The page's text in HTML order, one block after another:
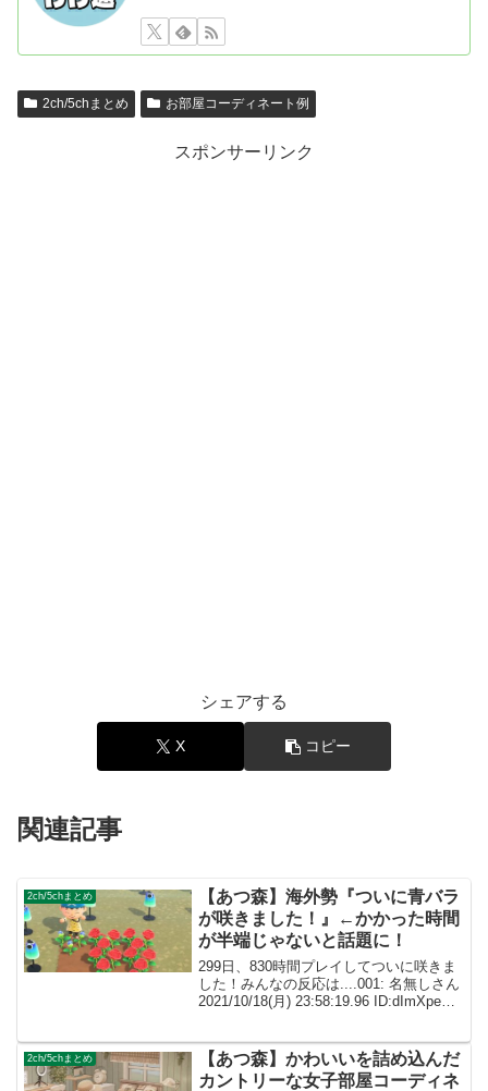
2ch/5chまとめ お部屋コーディネート例
スポンサーリンク
シェアする
X コピー
関連記事
2ch/5chまとめ
【あつ森】海外勢『ついに青バラ
が咲きました！』←かかった時間
が半端じゃないと話題に！
299日、830時間プレイしてついに咲きま
した！みんなの反応は....001: 名無しさん
2021/10/18(月) 23:58:19.96 ID:dImXpeXf0
2ch/5chまとめ
【あつ森】かわいいを詰め込んだ
カントリーな女子部屋コーディネ